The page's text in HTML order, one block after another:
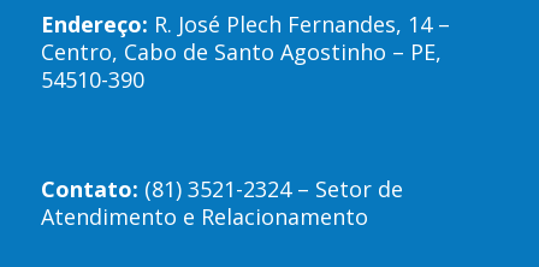
Endereço: R. José Plech Fernandes, 14 –
Centro, Cabo de Santo Agostinho – PE,
54510-390
Contato: (81) 3521-2324 – Setor de
Atendimento e Relacionamento